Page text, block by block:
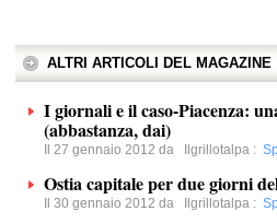
ALTRI ARTICOLI DEL MAGAZINE
I giornali e il caso-Piacenza:
(abbastanza, dai)
Il 27 gennaio 2012 da Ilgrillotalpa :
Ostia capitale per due giorni
Il 30 gennaio 2012 da Ilgrillotalpa :